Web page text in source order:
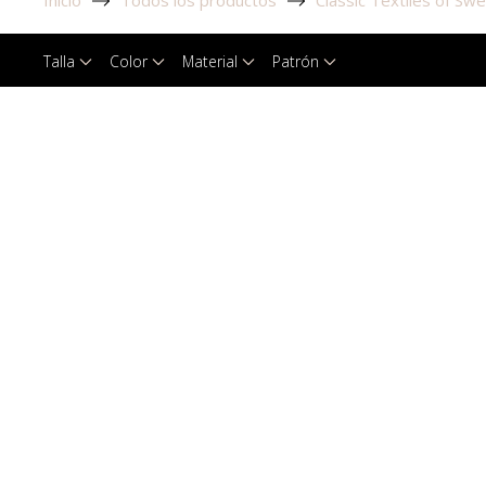
Talla Color Material Patrón